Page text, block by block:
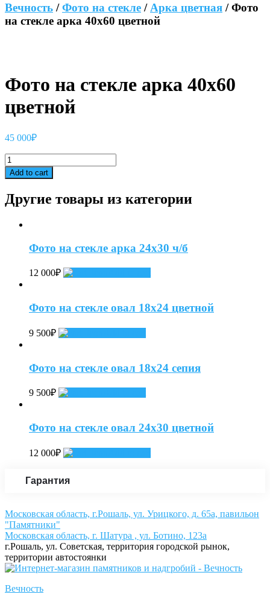
Вечность /Фото на стекле / Арка цветная / Фото
на стекле арка 40х60 цветной
Фото на стекле арка 40х60
цветной
45 000₽
Фото
на
стекле
40х60
quantity
Add to cart
Другие товары из категории
Фото на стекле арка 24х30 ч/б
12 000₽
Фото на стекле овал 18х24 цветной
9 500₽
Фото на стекле овал 18х24 сепия
9 500₽
Фото на стекле овал 24х30 цветной
12 000₽
Гарантия
Московская область, г.Рошаль, ул. Урицкого, д. 65а, павильон
"Памятники"
Московская область, г. Шатура , ул. Ботино, 123а
г.Рошаль, ул. Советская, территория городской рынок,
территории автостоянки
Вечность